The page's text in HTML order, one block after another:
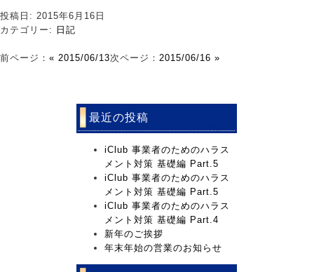
投稿日: 2015年6月16日
カテゴリー: 日記
前ページ： « 2015/06/13次ページ： 2015/06/16 »
最近の投稿
iClub 事業者のためのハラス
メント対策 基礎編 Part.5
iClub 事業者のためのハラス
メント対策 基礎編 Part.5
iClub 事業者のためのハラス
メント対策 基礎編 Part.4
新年のご挨拶
年末年始の営業のお知らせ